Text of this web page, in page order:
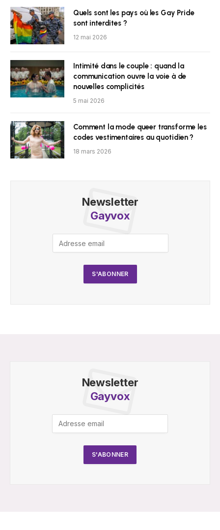
Quels sont les pays où les Gay Pride
sont interdites ?
12 mai 2026
Intimité dans le couple : quand la
communication ouvre la voie à de
nouvelles complicités
5 mai 2026
Comment la mode queer transforme les
codes vestimentaires au quotidien ?
18 mars 2026
Newsletter
Gayvox
Newsletter
Gayvox